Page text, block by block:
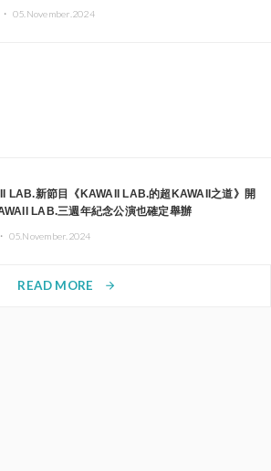
05.November.2024
LAB.新節目《KAWAII LAB.的超KAWAII之道》開
LAB.三週年紀念公演也確定舉辦
05.November.2024
READ MORE arrow_forward